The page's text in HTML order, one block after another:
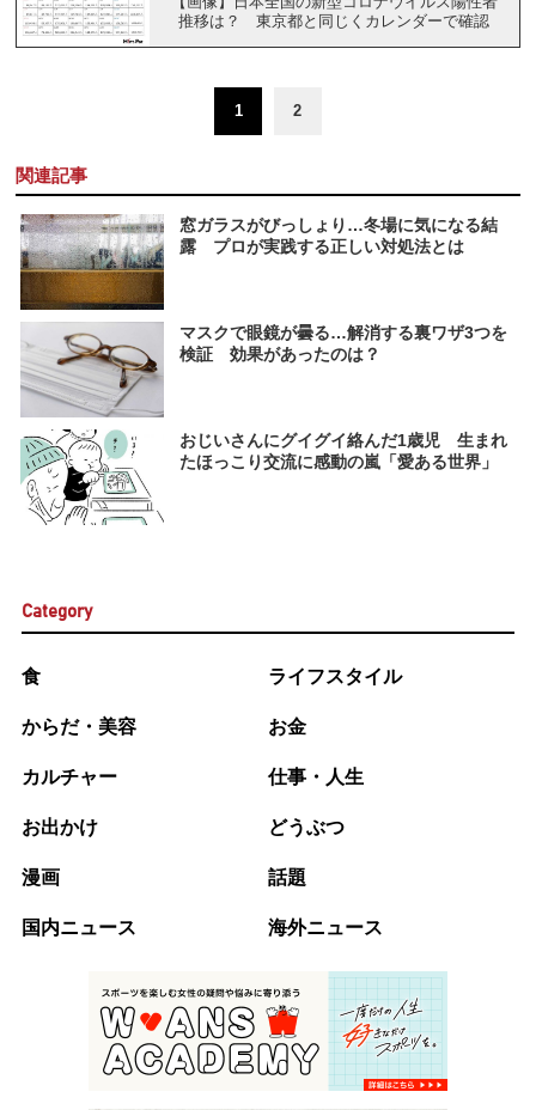
推移は？ 東京都と同じくカレンダーで確認
1 2
関連記事
窓ガラスがびっしょり…冬場に気になる結
露 プロが実践する正しい対処法とは
マスクで眼鏡が曇る…解消する裏ワザ3つを
検証 効果があったのは？
おじいさんにグイグイ絡んだ1歳児 生まれ
たほっこり交流に感動の嵐「愛ある世界」
Category
食 ライフスタイル
からだ・美容 お金
カルチャー 仕事・人生
お出かけ どうぶつ
漫画 話題
国内ニュース 海外ニュース